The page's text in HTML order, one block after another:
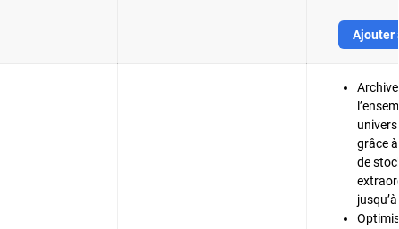
Ajouter
grâce
de